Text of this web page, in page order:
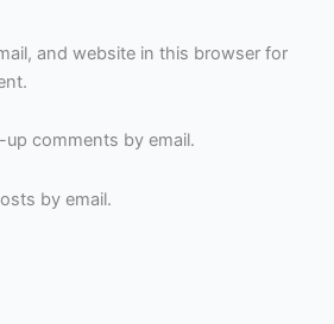
and website in this browser for
comments by email.
by email.